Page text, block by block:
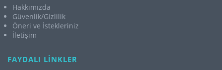
Hakkımızda
Güvenlik/Gizlilik
Öneri ve İstekleriniz
İletişim
FAYDALI LİNKLER